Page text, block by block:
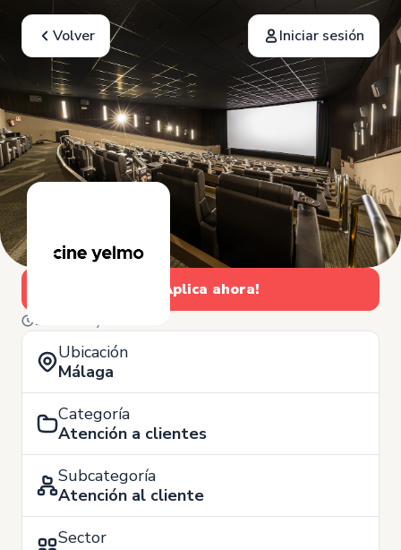
Volver Iniciar sesión
¡Aplica ahora!
18 de Mayo
Ubicación
Málaga
Categoría
Atención a clientes
Subcategoría
Atención al cliente
Sector